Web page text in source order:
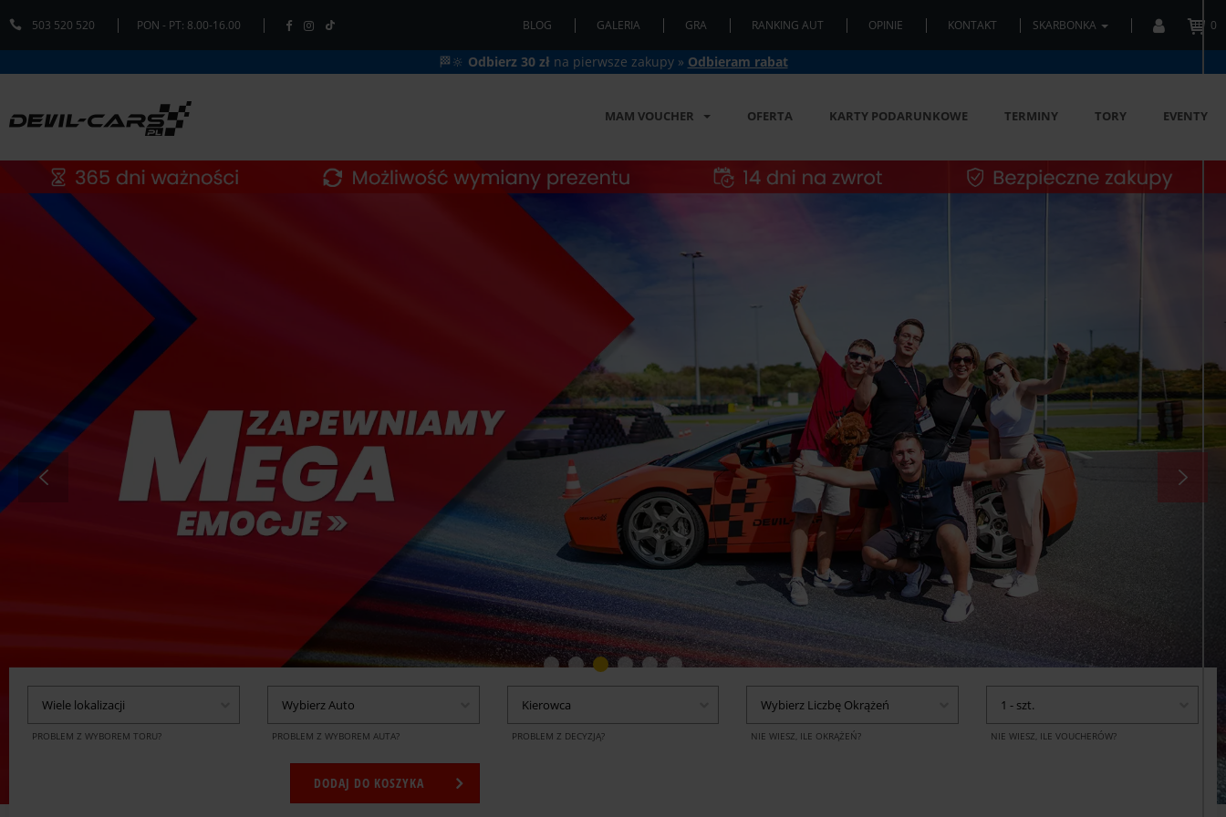
503 520 520 PON - PT: 8.00-16.00 BLOG GALERIA GRA RANKING AUT OPINIE KONTAKT SKARBONKA 0
🏁🔆 Odbierz 30 zł na pierwsze zakupy » Odbieram rabat
MAM VOUCHER OFERTA KARTY PODARUNKOWE TERMINY TORY EVENTY
Wiele lokalizacji
PROBLEM Z WYBOREM TORU?
Wybierz Auto
PROBLEM Z WYBOREM AUTA?
Kierowca
PROBLEM Z DECYZJĄ?
Wybierz Liczbę Okrążeń
NIE WIESZ, ILE OKRĄŻEŃ?
1 - szt.
NIE WIESZ, ILE VOUCHERÓW?
DODAJ DO KOSZYKA